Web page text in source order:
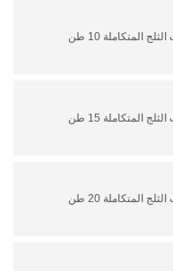
المتكاملة 10 طن
المتكاملة 15 طن
المتكاملة 20 طن